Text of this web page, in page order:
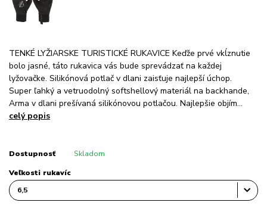
TENKÉ LYŽIARSKE TURISTICKÉ RUKAVICE Keďže prvé vkĺznutie
bolo jasné, táto rukavica vás bude sprevádzať na každej
lyžovačke. Silikónová potlač v dlani zaisťuje najlepší úchop.
Super ľahký a vetruodolný softshellový materiál na backhande,
Arma v dlani prešívaná silikónovou potlačou. Najlepšie objím...
celý popis
Dostupnosť Skladom
Veľkosti rukavíc